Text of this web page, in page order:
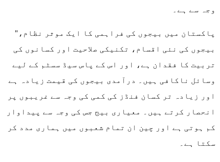
وجہ سے ہے۔
"پاکستان میں بیجوں کی فراہمی کا ایک موثر نظام،
بیجوں کی نئی اقسام، تکنیکی صلاحیت اور کسانوں کی
تربیت کا فقدان ہے، اور اس کے پاس سیڈ سسٹم کے لیے
وسائل ناکافی ہیں۔ درآمدی بیجوں کی قیمت زیادہ ہے
اور زیادہ تر کسان فنڈز کی کمی کی وجہ سے غریبوں پر
انحصار کرتے ہیں۔ معیاری بیج جس کی وجہ سے پیداوار
کم ہوتی ہے اور چین ان تمام شعبوں میں ہماری مدد کر
سکتا ہے۔